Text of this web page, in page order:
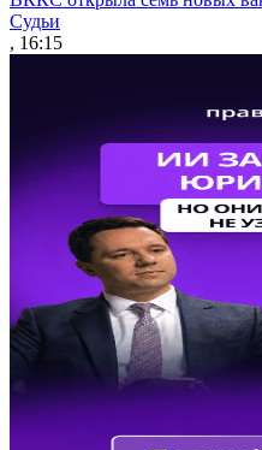
Судьи
, 16:15